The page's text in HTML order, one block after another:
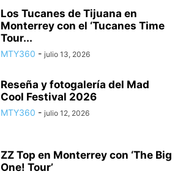
Los Tucanes de Tijuana en
Monterrey con el ‘Tucanes Time
Tour...
MTY360 - julio 13, 2026
Reseña y fotogalería del Mad
Cool Festival 2026
MTY360 - julio 12, 2026
ZZ Top en Monterrey con ‘The Big
One! Tour’